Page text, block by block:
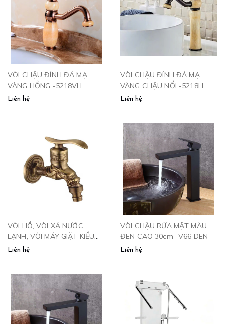
VÒI CHẬU ĐÍNH ĐÁ MẠ
VÀNG HỒNG -5218VH
Liên hệ
VÒI CHẬU ĐÍNH ĐÁ MẠ
VÀNG CHẬU NỔI -5218H
CLEANMAX
Liên hệ
VÒI HỒ, VÒI XẢ NƯỚC
LẠNH, VÒI MÁY GIẶT KIỂU
ĐỒNG CỔ - V111
Liên hệ
VÒI CHẬU RỬA MẶT MÀU
ĐEN CAO 30cm- V66 DEN
Liên hệ